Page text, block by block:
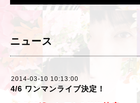
ニュース
2014-03-10 10:13:00
4/6 ワンマンライブ決定！